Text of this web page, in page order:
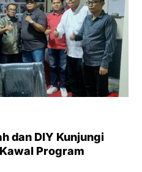
dan DIY Kunjungi
Program